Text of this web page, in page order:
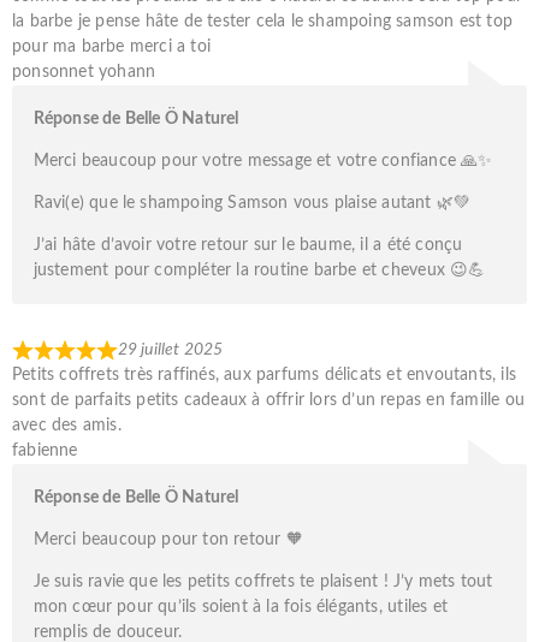
la barbe je pense hâte de tester cela le shampoing samson est top
pour ma barbe merci a toi
ponsonnet yohann
Réponse de Belle Ö Naturel
Merci beaucoup pour votre message et votre confiance 🙏✨
Ravi(e) que le shampoing Samson vous plaise autant 🌿💚
J’ai hâte d’avoir votre retour sur le baume, il a été conçu
justement pour compléter la routine barbe et cheveux 😉💪
29 juillet 2025
Petits coffrets très raffinés, aux parfums délicats et envoutants, ils
sont de parfaits petits cadeaux à offrir lors d’un repas en famille ou
avec des amis.
fabienne
Réponse de Belle Ö Naturel
Merci beaucoup pour ton retour 🧡
Je suis ravie que les petits coffrets te plaisent ! J’y mets tout
mon cœur pour qu’ils soient à la fois élégants, utiles et
remplis de douceur.